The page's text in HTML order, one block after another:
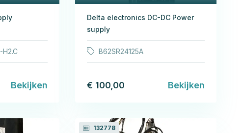
H2.C
Bekijken
Delta electronics DC-DC Power
supply
B62SR24125A
€ 100,00 Bekijken
132778